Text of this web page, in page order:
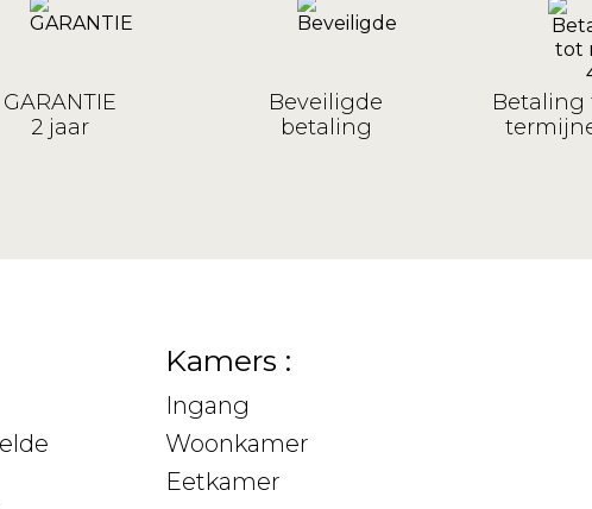
GARANTIE
2 jaar
Beveiligde
betaling
Betaling
Kamers :
Ingang
Woonkamer
Eetkamer